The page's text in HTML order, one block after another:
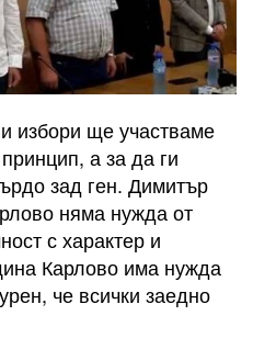
избори ще участваме
а за да ги
зад ген. Димитър
няма нужда от
с характер и
Карлово има нужда
че всички заедно